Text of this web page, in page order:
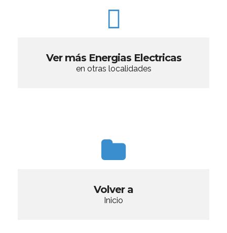
Ver más Energias Electricas
en otras localidades
Volver a
Inicio